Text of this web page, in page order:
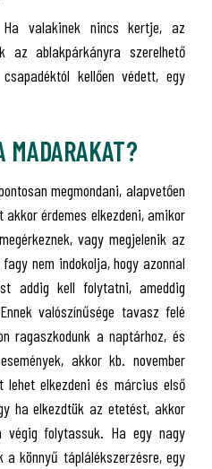
Ha valakinek nincs kertje, az
az ablakpárkányra szerelhető
kellően védett, egy
MADARAKAT?
megmondani, alapvetően
érdemes elkezdeni, amikor
vagy megjelenik az
nem indokolja, hogy azonnal
addig kell folytatni, ameddig
valószínűsége tavasz felé
ragaszkodunk a naptárhoz, és
akkor kb. november
lehet elkezdeni és március első
ha elkezdtük az etetést, akkor
végig folytassuk. Ha egy nagy
könnyű táplálékszerzésre, egy